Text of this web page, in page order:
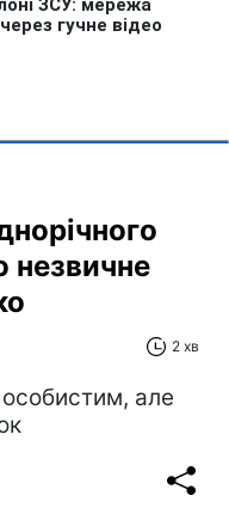
незвичне
2 хв
особистим, але